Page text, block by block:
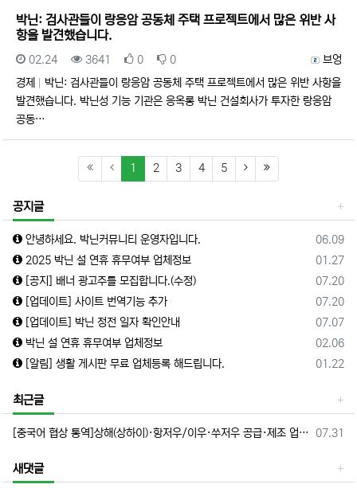
박닌: 검사관들이 랑응암 공동체 주택 프로젝트에서 많은 위반 사
항을 발견했습니다.
등록자
브엉
등록일
02.24 조회
3641 추천
0 비추천
0
경제
박닌: 검사관들이 랑응암 공동체 주택 프로젝트에서 많은 위반 사항을
발견했습니다. 박닌성 기능 기관은 응옥롱 박닌 건설회사가 투자한 랑응암
공동…
1 (current)
2 3 4 5 (next)(last)
공지글
등록일
06.09
안녕하세요. 박닌커뮤니티 운영자입니다.
등록일
01.27
2025 박닌 설 연휴 휴무여부 업체정보
등록일
07.20
[공지] 배너 광고주를 모집합니다.(수정)
등록일
07.20
[업데이트] 사이트 번역기능 추가
등록일
07.07
[업데이트] 박닌 정전 일자 확인안내
등록일
02.06
박닌 설 연휴 휴무여부 업체정보
등록일
01.22
[알림] 생활 게시판 무료 업체등록 해드립니다.
최근글
등록일
07.31
[중국어 협상 통역]상해(상하이)·항저우/이우·쑤저우 공급·제조 업체,공장 미팅 & 전시회 한중 원어민 프리랜서 비즈니스 통역사
새댓글